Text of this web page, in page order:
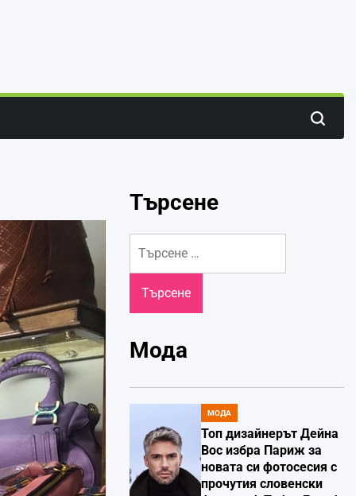
Search
Търсене
за:
Мода
POSTED
IN
МОДА
Топ дизайнерът Дейна
Вос избра Париж за
новата си фотосесия с
прочутия словенски